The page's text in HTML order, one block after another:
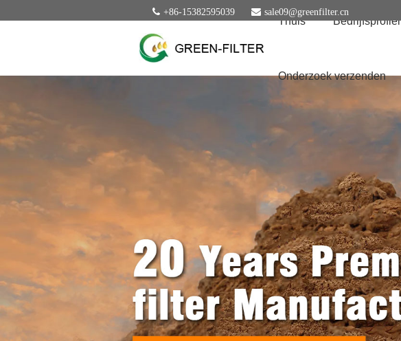
+86-15382595039 sale09@greenfilter.cn
Thuis Bedrijfsprofiel
Onderzoek verzenden